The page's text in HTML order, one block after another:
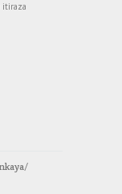
itiraza